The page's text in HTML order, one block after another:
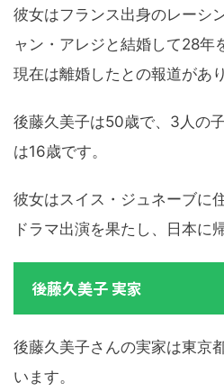
彼女はフランス出身のレーシ
ャン・アレジと結婚して28年
現在は離婚したとの報道があり
後藤久美子は50歳で、3人の
は16歳です。
彼女はスイス・ジュネーブに
ドラマ出演を果たし、日本に
後藤久美子 実家
後藤久美子さんの実家は東京
います。